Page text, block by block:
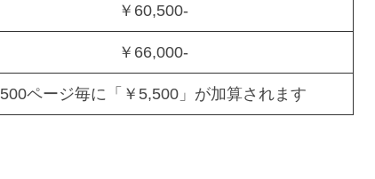
￥60,500-
￥66,000-
500ページ毎に「￥5,500」が加算されます